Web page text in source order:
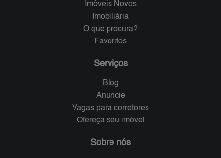
Imóveis Novos
Imobiliária
O que procura?
Favoritos
Serviços
Blog
Anuncie
Vagas para corretores
Ofereça seu imóvel
Sobre nós